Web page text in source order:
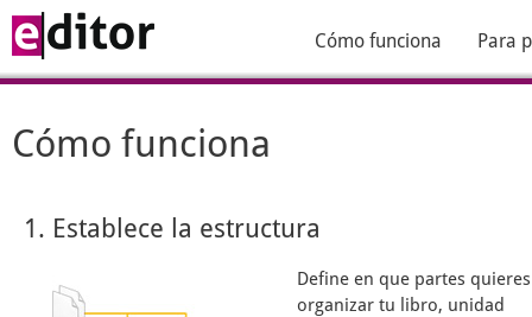
Cómo funciona Para
Cómo funciona
1. Establece la estructura
Define en que partes quieres
organizar tu libro, unidad